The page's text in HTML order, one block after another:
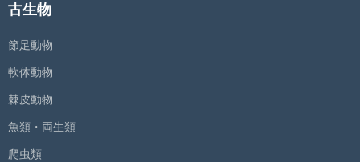
古生物
節足動物
軟体動物
棘皮動物
魚類・両生類
爬虫類